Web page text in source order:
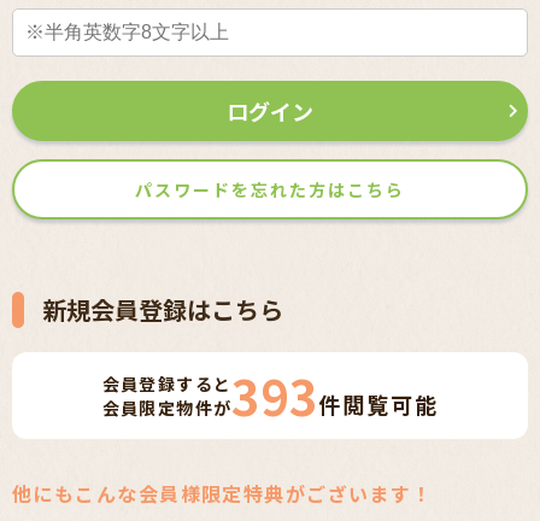
ログイン
パスワードを忘れた方はこちら
新規会員登録はこちら
会員登録すると
会員限定物件が393件閲覧可能
他にもこんな会員様限定特典がございます！